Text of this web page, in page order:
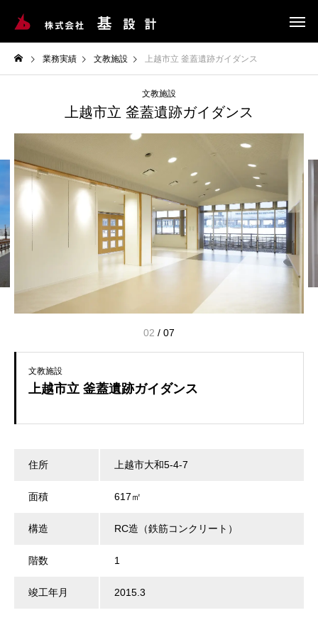
業務実績 文教施設 上越市立 釜蓋遺跡ガイダンス
文教施設
上越市立 釜蓋遺跡ガイダンス
02 / 07
文教施設
上越市立 釜蓋遺跡ガイダンス
住所 上越市大和5-4-7
面積 617㎡
構造 RC造（鉄筋コンクリート）
階数 1
竣工年月 2015.3